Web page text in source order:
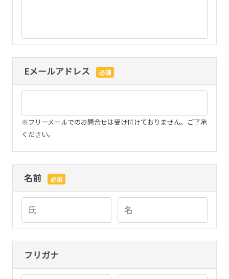
Eメールアドレス 必須
※フリーメールでのお問合せは受け付けておりません。ご了承
ください。
名前 必須
フリガナ